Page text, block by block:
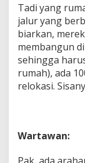
Tadi yang
jalur yang
biarkan,
membangun
sehingga
rumah), ada
relokasi.
Wartawan:
Pak, ada